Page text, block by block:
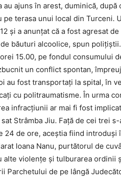
ajuns în arest, duminică,
terasa unui local din Turceni.
și a anunțat că a fost agresat
băuturi alcoolice, spun
15.00, pe fondul consumului
un conflict spontan,
au fost transportați la spital, în
cu politraumatisme. În urma
infracțiunii ar mai fi fost
Strâmba Jiu. Față de cei trei
24 de ore, aceștia fiind introduși
Ioana Nanu, purtătorul de
alte violențe și tulburarea ordinii
Parchetului de pe lângă